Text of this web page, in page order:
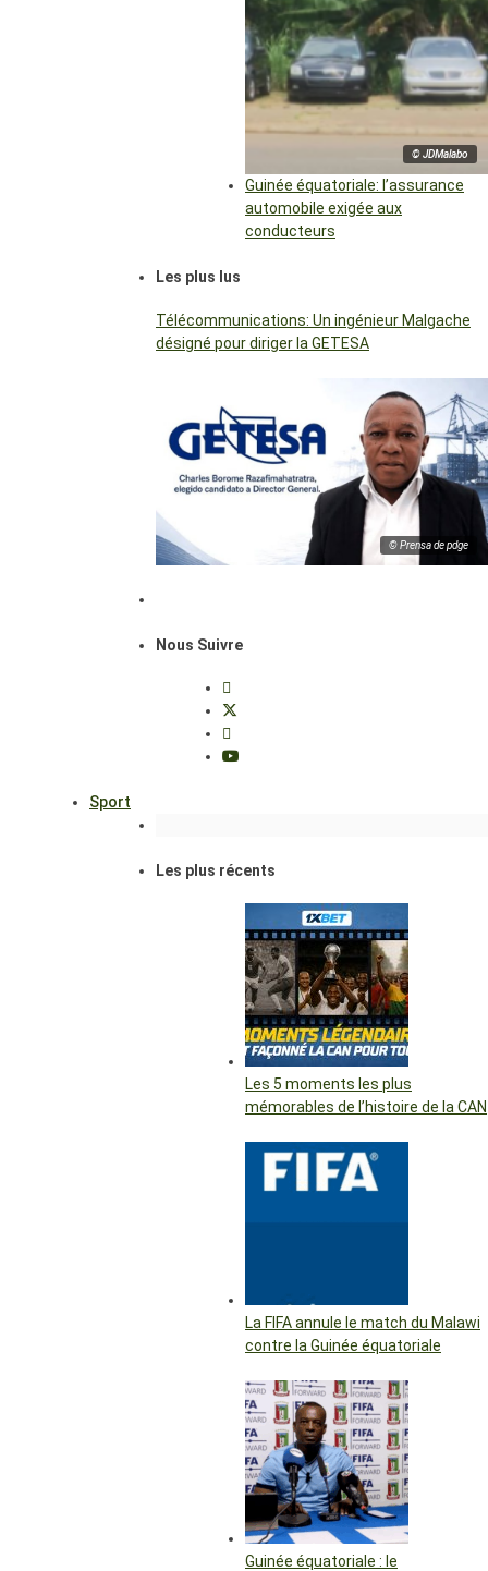
© JDMalabo
Guinée équatoriale: l’assurance
automobile exigée aux
conducteurs
Les plus lus
Télécommunications: Un ingénieur Malgache
désigné pour diriger la GETESA
© Prensa de pdge
Nous Suivre
Sport
Les plus récents
Les 5 moments les plus
mémorables de l’histoire de la CAN
La FIFA annule le match du Malawi
contre la Guinée équatoriale
Guinée équatoriale : le